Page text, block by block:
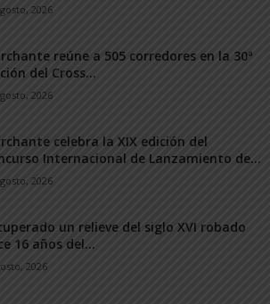
2026
reúne a 505 corredores en la 30ª
del Cross...
2026
celebra la XIX edición del
Internacional de Lanzamiento de...
2026
un relieve del siglo XVI robado
16 años del...
2026